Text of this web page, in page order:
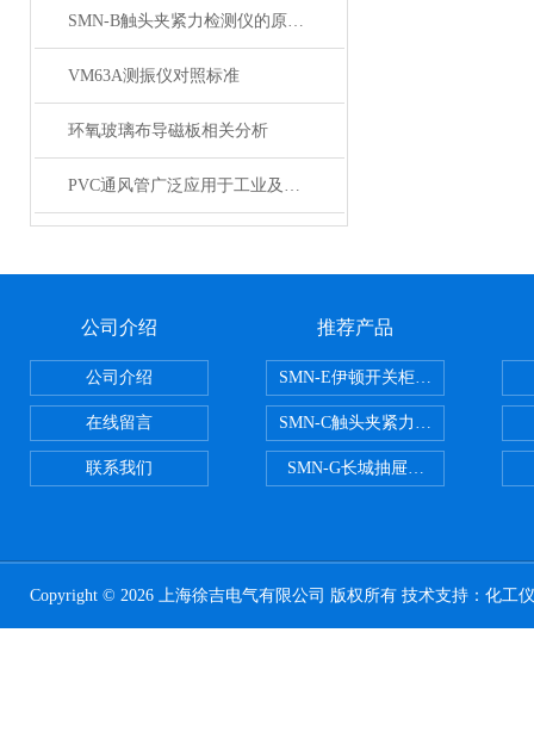
SMN-B触头夹紧力检测仪的原理与应用
VM63A测振仪对照标准
环氧玻璃布导磁板相关分析
PVC通风管广泛应用于工业及建筑工程行业
公司介绍
公司介绍
在线留言
联系我们
推荐产品
SMN-E伊顿开关柜触头夹紧力检
SMN-C触头夹紧力检测仪
SMN-G长城抽屉开关柜触头夹紧
Copyright © 2026 上海徐吉电气有限公司 版权所有 技术支持： 化工